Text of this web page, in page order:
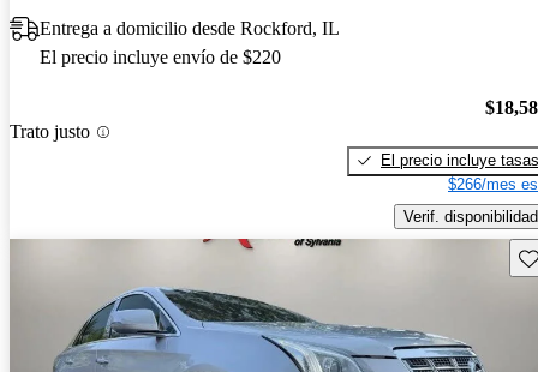
Entrega a domicilio desde Rockford, IL
El precio incluye envío de $220
Trato justo
El precio incluye tasas
$266/mes
Verif. disponibilidad